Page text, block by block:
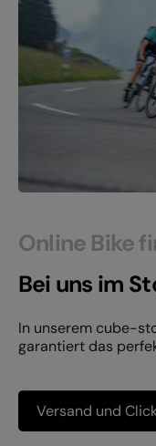
Online Bike
Bei uns im
In unserem cube-
garantiert das
Versand und